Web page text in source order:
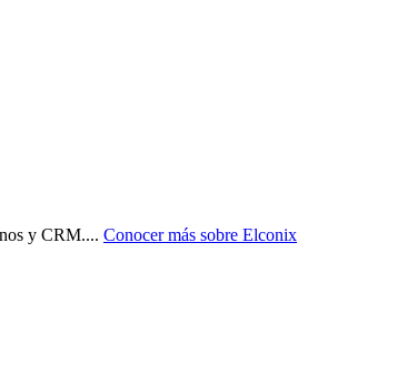
y CRM.... Conocer más sobre Elconix